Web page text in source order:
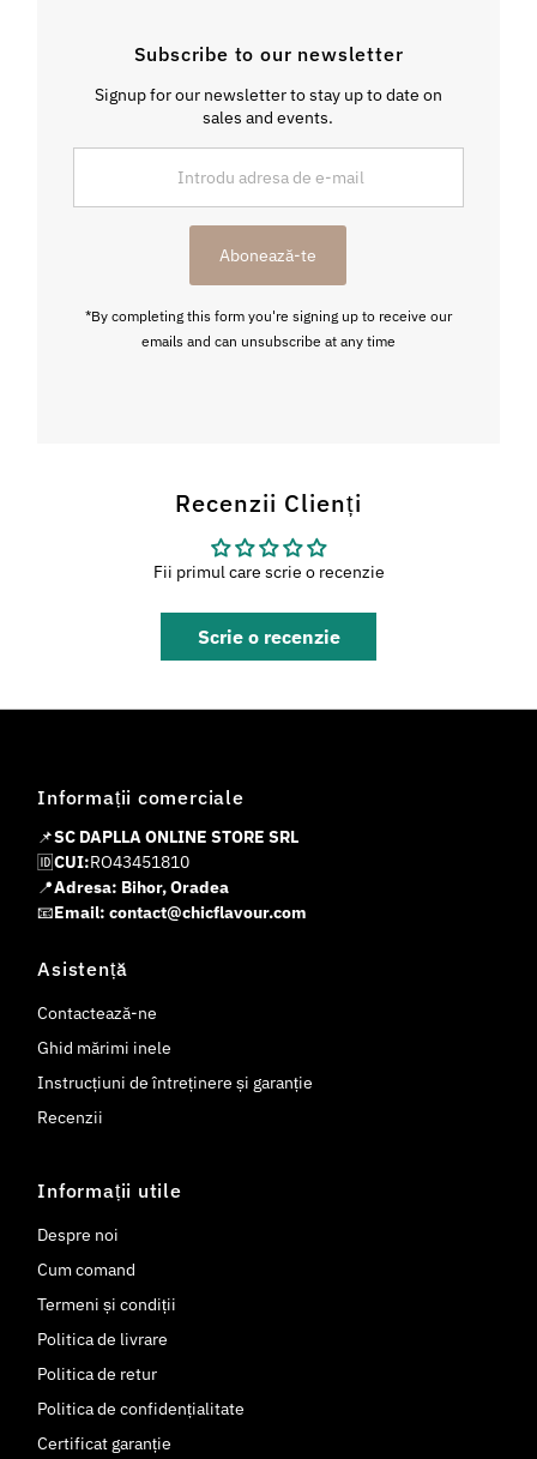
Subscribe to our newsletter
Signup for our newsletter to stay up to date on
sales and events.
de
Abonează-te
*By completing this form you're signing up to receive our
emails and can unsubscribe at any time
Recenzii Clienți
Fii primul care scrie o recenzie
Scrie o recenzie
Informații comerciale
📌SC DAPLLA ONLINE STORE SRL
🆔CUI:RO43451810
📍Adresa: Bihor, Oradea
📧Email: contact@chicflavour.com
Asistență
Contactează-ne
Ghid mărimi inele
Instrucțiuni de întreținere și garanție
Recenzii
Informații utile
Despre noi
Cum comand
Termeni și condiții
Politica de livrare
Politica de retur
Politica de confidențialitate
Certificat garanție